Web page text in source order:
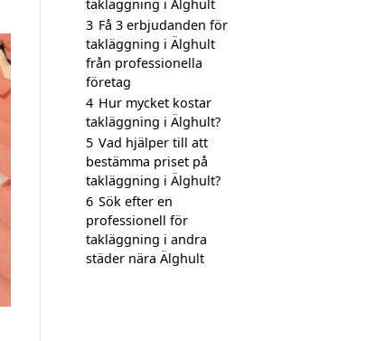
takläggning i Älghult
3 Få 3 erbjudanden för
takläggning i Älghult
från professionella
företag
4 Hur mycket kostar
takläggning i Älghult?
5 Vad hjälper till att
bestämma priset på
takläggning i Älghult?
6 Sök efter en
professionell för
takläggning i andra
städer nära Älghult